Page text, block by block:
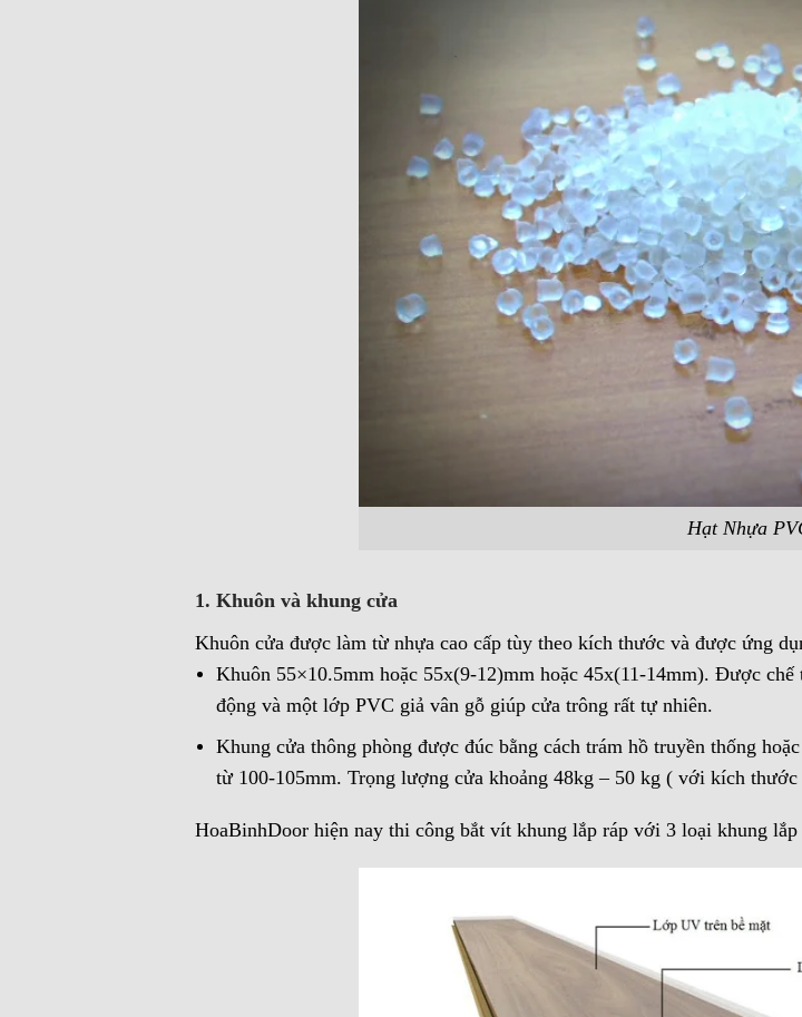
Hạt Nhựa
1. Khuôn và khung cửa
Khuôn cửa được làm từ nhựa cao cấp tùy theo kích thước và được ứng
Khuôn 55×10.5mm hoặc 55x(9-12)mm hoặc 45x(11-14mm). Được
động và một lớp PVC giả vân gỗ giúp cửa trông rất tự nhiên.
Khung cửa thông phòng được đúc bằng cách trám hồ truyền thống
từ 100-105mm. Trọng lượng cửa khoảng 48kg – 50 kg ( với kích
HoaBinhDoor hiện nay thi công bắt vít khung lắp ráp với 3 loại khung